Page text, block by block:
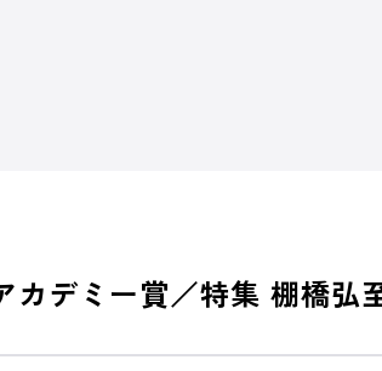
カデミー賞／特集 棚橋弘